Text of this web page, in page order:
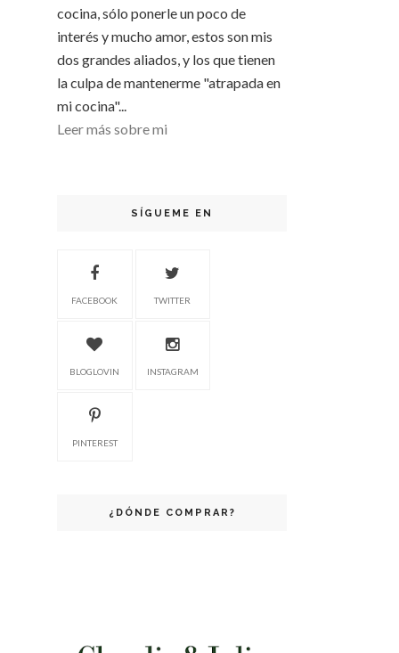
cocina, sólo ponerle un poco de
interés y mucho amor, estos son mis
dos grandes aliados, y los que tienen
la culpa de mantenerme "atrapada en
mi cocina"...
Leer más sobre mi
SÍGUEME EN
FACEBOOK TWITTER
BLOGLOVIN INSTAGRAM
PINTEREST
¿DÓNDE COMPRAR?